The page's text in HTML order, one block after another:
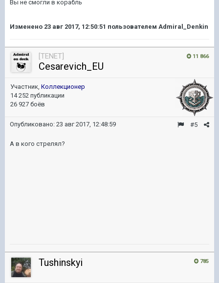
Вы не смогли в корабль
Изменено 23 авг 2017, 12:50:51 пользователем Admiral_Denkin
11 866
[TENET]
Cesarevich_EU
Участник, Коллекционер
14 252 публикации
26 927 боёв
#5
Опубликовано: 23 авг 2017, 12:48:59
А в кого стрелял?
785
Tushinskyi